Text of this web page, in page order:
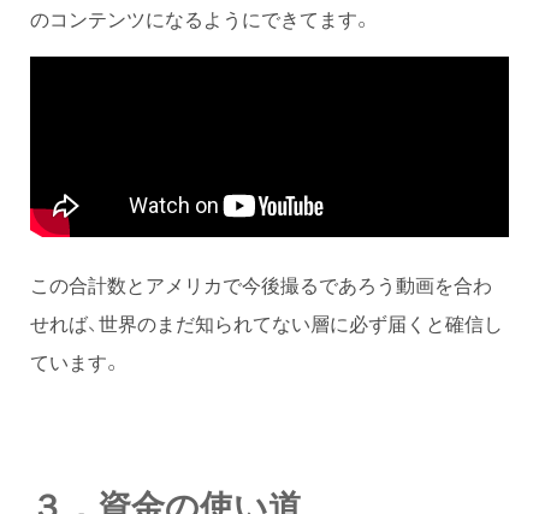
のコンテンツになるようにできてます。
この合計数とアメリカで今後撮るであろう動画を合わ
せれば、世界のまだ知られてない層に必ず届くと確信し
ています。